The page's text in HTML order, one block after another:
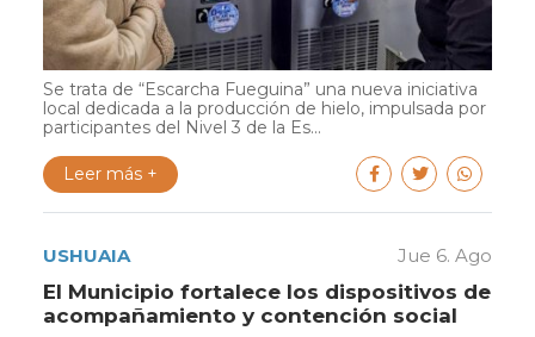
Se trata de “Escarcha Fueguina” una nueva iniciativa
local dedicada a la producción de hielo, impulsada por
participantes del Nivel 3 de la Es...
Leer más +
USHUAIA Jue 6. Ago
El Municipio fortalece los dispositivos de
acompañamiento y contención social